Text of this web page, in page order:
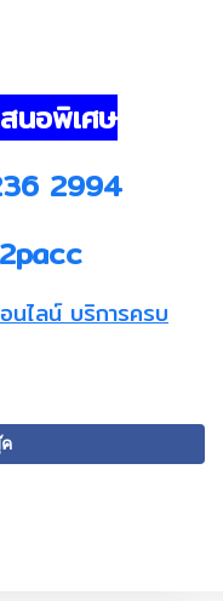
นอพิเศษ
2994
นไลน์ บริการครบ